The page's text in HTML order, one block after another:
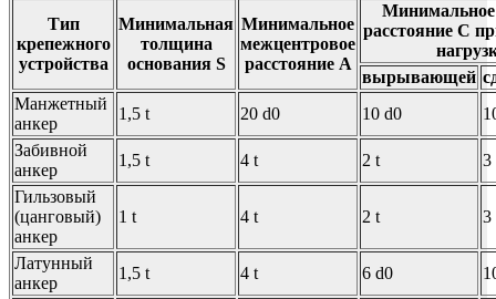
Тип
крепежного
устройства
Минимальная
толщина
основания S
Минимальное
межцентровое
расстояние A
Минимальное
расстояние C
вырывающей
Манжетный
анкер
1,5 t 20 d0 10 d0
Забивной
анкер
1,5 t 4 t 2 t
3
Гильзовый
(цанговый)
анкер
1 t 4 t 2 t 3
Латунный
анкер
1,5 t 4 t 6 d0